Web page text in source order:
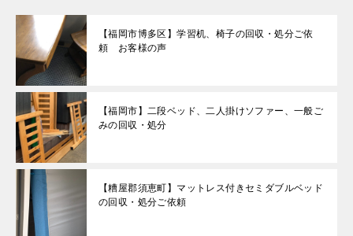
【福岡市博多区】学習机、椅子の回収・処分ご依
頼 お客様の声
【福岡市】二段ベッド、二人掛けソファー、一般ご
みの回収・処分
【糟屋郡須恵町】マットレス付きセミダブルベッド
の回収・処分ご依頼